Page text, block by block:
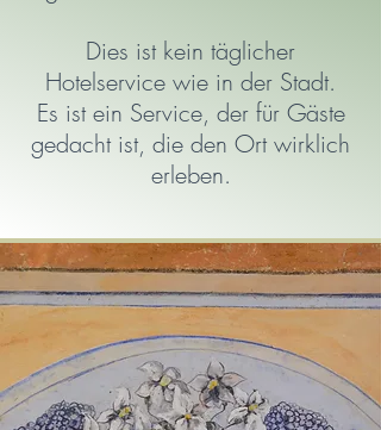
Dies ist kein täglicher
Hotelservice wie in der Stadt.
Es ist ein Service, der für Gäste
gedacht ist, die den Ort wirklich
erleben.